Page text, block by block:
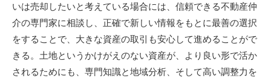
いは売却したいと考えている場合には、信頼できる不動産仲
介の専門家に相談し、正確で新しい情報をもとに最善の選択
をすることで、大きな資産の取引も安心して進めることがで
きる。土地というかけがえのない資産が、より良い形で活か
されるためにも、専門知識と地域分析、そして高い調整力を